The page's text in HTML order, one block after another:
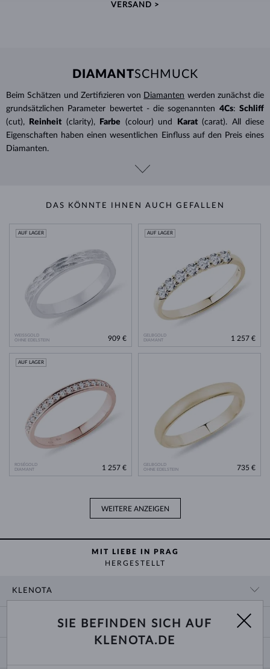
VERSAND >
DIAMANTSCHMUCK
Beim Schätzen und Zertifizieren von Diamanten werden zunächst die
grundsätzlichen Parameter bewertet - die sogenannten 4Cs: Schliff
(cut),
Reinheit (clarity), Farbe (colour) und Karat (carat). All diese
Eigenschaften haben einen wesentlichen Einfluss auf den Preis eines
Diamanten.
DAS KÖNNTE IHNEN AUCH GEFALLEN
WEISSGOLD
OHNE EDELSTEIN
AUF LAGER
909 €
GELBGOLD
DIAMANT
AUF LAGER
1 257 €
ROSÉGOLD
DIAMANT
AUF LAGER
1 257 €
GELBGOLD
OHNE EDELSTEIN
735 €
WEITERE ANZEIGEN
MIT LIEBE IN PRAG
HERGESTELLT
KLENOTA
ZAHLUNG UND VERSAND
SIE BEFINDEN SICH AUF
KLENOTA.DE